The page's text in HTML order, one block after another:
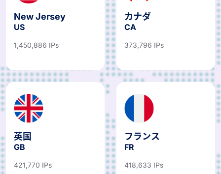
New Jersey
US
カナダ
CA
英国
GB FR